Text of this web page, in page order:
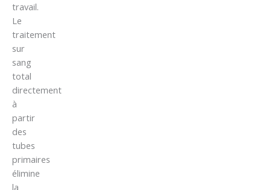
travail.
Le
traitement
sur
sang
total
directement
à
partir
des
tubes
primaires
élimine
la